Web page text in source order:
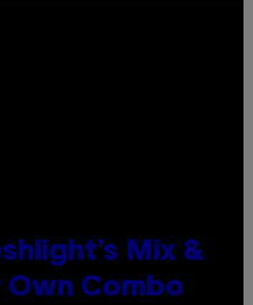
Mix &
Own Combo